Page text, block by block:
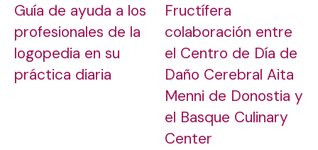
Guía de ayuda a los
profesionales de la
logopedia en su
práctica diaria
Fructífera
colaboración entre
el Centro de Día de
Daño Cerebral Aita
Menni de Donostia y
el Basque Culinary
Center